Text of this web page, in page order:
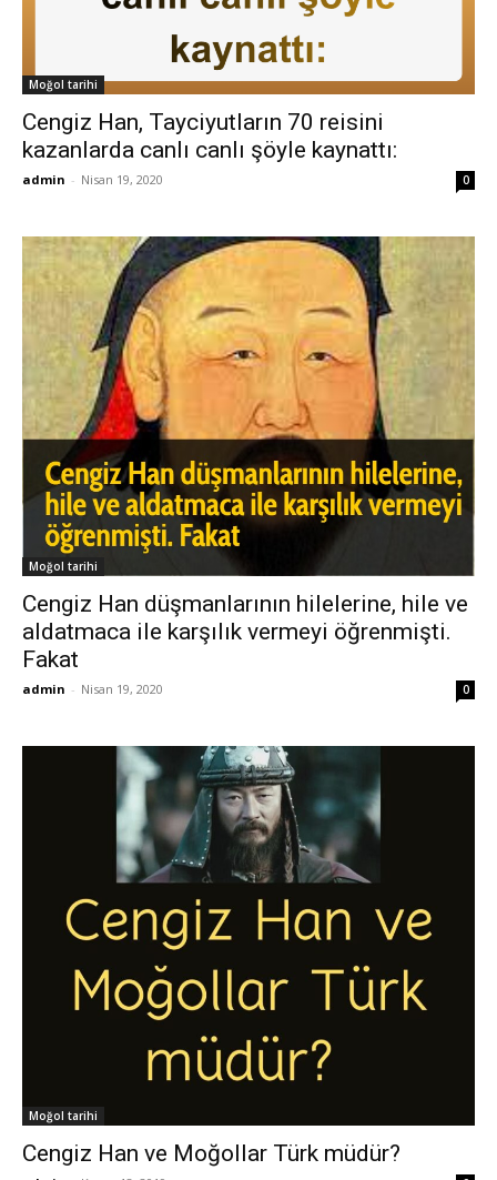
Moğol tarihi
Cengiz Han, Tayciyutların 70 reisini
kazanlarda canlı canlı şöyle kaynattı:
admin - Nisan 19, 2020 0
Moğol tarihi
Cengiz Han düşmanlarının hilelerine, hile ve
aldatmaca ile karşılık vermeyi öğrenmişti.
Fakat
admin - Nisan 19, 2020 0
Moğol tarihi
Cengiz Han ve Moğollar Türk müdür?